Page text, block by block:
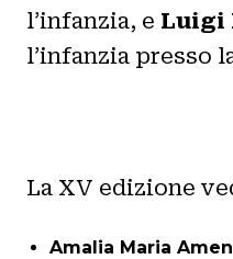
l’infanzia, e Luigi
l’infanzia presso
La XV edizione
Amalia Maria